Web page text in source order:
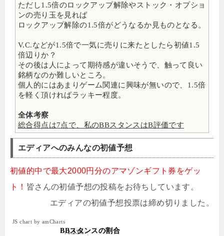
ただし1.5倍のロックアップ解除やストック・オプショ
ンの売り玉を見れば
ロックアップ解除の1.5倍がどうなるか見ものとなる。
V.C.などが1.5倍で一気に売りに来たとしたら初値1.5
倍辺りか？
その後は人によって期待感が違いそうで、触って良い
銘柄なのか難しいところ。
個人的にはあまりゲーム関連に興味が無いので、1.5倍
を軽く頂ければラッキー程度。
全体考察
総合得点は7点で、私のBBスタンスはB評価です
エディアへのみんなの初値予想
初値的中で最大2000円分のアマゾンギフト券をゲッ
ト！ 皆さんの初値予想の投稿をお待ちしています。
エディアの初値予想投票は締め切りました。
: 1.23%
BBスタンスの割合
JS chart by amCharts